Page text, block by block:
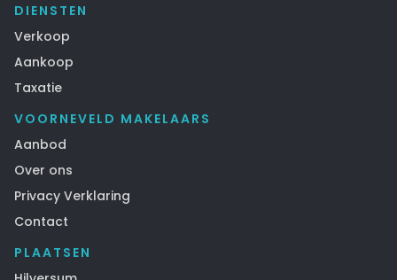
DIENSTEN
Verkoop
Aankoop
Taxatie
VOORNEVELD MAKELAARS
Aanbod
Over ons
Privacy Verklaring
Contact
PLAATSEN